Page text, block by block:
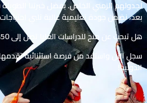
لجدولهم الزمني الخاص. بفضل خبرتنا
بعد، نضمن جودة تعليمية عالية تلبي
هل تبحث عن منح للدراسات العليا تصل إلى 50%؟
سجل الآن واستفد من فرصة استثنائية تقدمها
الدولية!